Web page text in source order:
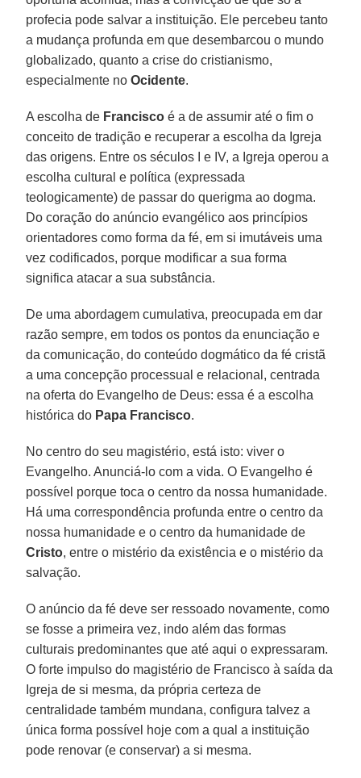
profecia pode salvar a instituição. Ele percebeu tanto
a mudança profunda em que desembarcou o mundo
globalizado, quanto a crise do cristianismo,
especialmente noOcidente.
A escolha de Francisco é a de assumir até o fim o
conceito de tradição e recuperar a escolha da Igreja
das origens. Entre os séculos I e IV, a Igreja operou a
escolha cultural e política (expressada
teologicamente) de passar do querigma ao dogma.
Do coração do anúncio evangélico aos princípios
orientadores como forma da fé, em si imutáveis uma
vez codificados, porque modificar a sua forma
significa atacar a sua substância.
De uma abordagem cumulativa, preocupada em dar
razão sempre, em todos os pontos da enunciação e
da comunicação, do conteúdo dogmático da fé cristã
a uma concepção processual e relacional, centrada
na oferta do Evangelho de Deus: essa é a escolha
histórica do Papa Francisco.
No centro do seu magistério, está isto: viver o
Evangelho. Anunciá-lo com a vida. O Evangelho é
possível porque toca o centro da nossa humanidade.
Há uma correspondência profunda entre o centro da
nossa humanidade e o centro da humanidade de
Cristo, entre o mistério da existência e o mistério da
salvação.
O anúncio da fé deve ser ressoado novamente, como
se fosse a primeira vez, indo além das formas
culturais predominantes que até aqui o expressaram.
O forte impulso do magistério de Francisco à saída da
Igreja de si mesma, da própria certeza de
centralidade também mundana, configura talvez a
única forma possível hoje com a qual a instituição
pode renovar (e conservar) a si mesma.